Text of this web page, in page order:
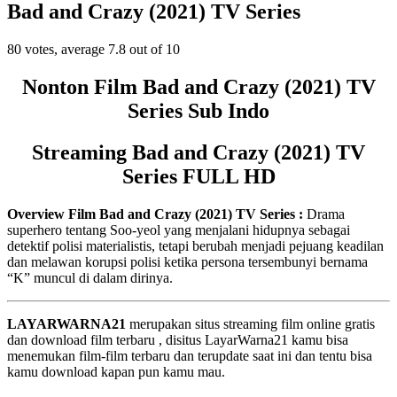
Bad and Crazy (2021) TV Series
80 votes, average 7.8 out of 10
Nonton Film Bad and Crazy (2021) TV
Series Sub Indo
Streaming Bad and Crazy (2021) TV
Series FULL HD
Overview Film Bad and Crazy (2021) TV Series : Drama
superhero tentang Soo-yeol yang menjalani hidupnya sebagai
detektif polisi materialistis, tetapi berubah menjadi pejuang keadilan
dan melawan korupsi polisi ketika persona tersembunyi bernama
“K” muncul di dalam dirinya.
LAYARWARNA21 merupakan situs streaming film online gratis
dan download film terbaru , disitus LayarWarna21 kamu bisa
menemukan film-film terbaru dan terupdate saat ini dan tentu bisa
kamu download kapan pun kamu mau.